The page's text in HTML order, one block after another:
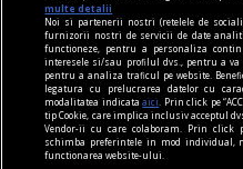
multe detalii
Noi si partenerii nostri (retelele de
furnizorii nostri de servicii de date
functioneze, pentru a personaliza
interesele si/sau profilul dvs., pentru a
pentru a analiza traficul pe website.
legatura cu prelucrarea datelor cu
modalitatea indicataaici
. Prin click pe
tip Cookie, care implica inclusiv acceptul
Vendor-ii cu care colaboram. Prin click pe
schimba preferintele in mod individual,
functionarea website-ului.